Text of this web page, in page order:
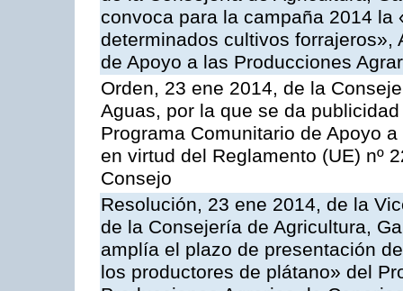
convoca para la campaña 2014 la
determinados cultivos forrajeros»,
de Apoyo a las Producciones
Orden, 23 ene 2014, de la
Aguas, por la que se da
Programa Comunitario de Apoyo
en virtud del Reglamento (UE) nº
Consejo
Resolución, 23 ene 2014, de la
de la Consejería de Agricultura,
amplía el plazo de presentación
los productores de plátano» del